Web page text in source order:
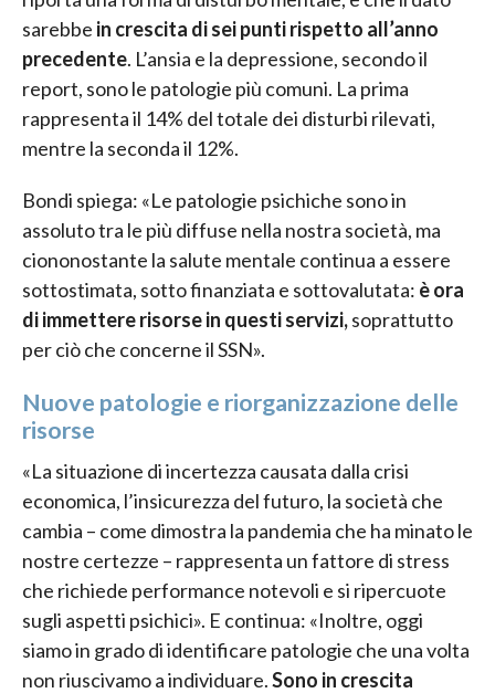
sarebbe in crescita di sei punti rispetto all’anno
precedente. L’ansia e la depressione, secondo il
report, sono le patologie più comuni. La prima
rappresenta il 14% del totale dei disturbi rilevati,
mentre la seconda il 12%.
Bondi spiega: «Le patologie psichiche sono in
assoluto tra le più diffuse nella nostra società, ma
ciononostante la salute mentale continua a essere
sottostimata, sotto finanziata e sottovalutata: è ora
di immettere risorse in questi servizi,soprattutto
per ciò che concerne il SSN».
Nuove patologie e riorganizzazione delle
risorse
«La situazione di incertezza causata dalla crisi
economica, l’insicurezza del futuro, la società che
cambia – come dimostra la pandemia che ha minato le
nostre certezze – rappresenta un fattore di stress
che richiede performance notevoli e si ripercuote
sugli aspetti psichici». E continua: «Inoltre, oggi
siamo in grado di identificare patologie che una volta
non riuscivamo a individuare.Sono in crescita